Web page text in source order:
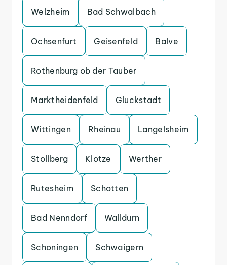
Welzheim Bad Schwalbach
Ochsenfurt Geisenfeld Balve
Rothenburg ob der Tauber
Marktheidenfeld Gluckstadt
Wittingen Rheinau Langelsheim
Stollberg Klotze Werther
Rutesheim Schotten
Bad Nenndorf Walldurn
Schoningen Schwaigern